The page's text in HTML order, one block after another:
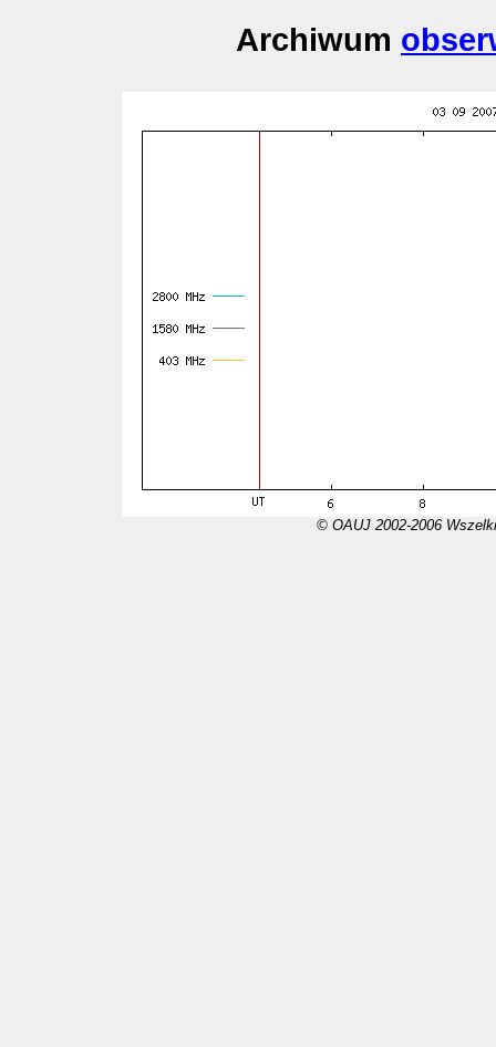
Archiwum
© OAUJ 2002-2006